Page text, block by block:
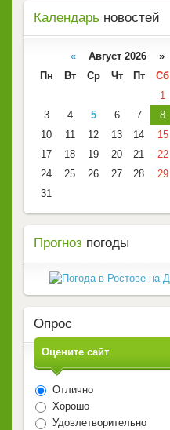
Календарь новостей
« Август 2026 »
Пн
Вт Ср Чт Пт Сб
1
3
4 5 6 7 8
10
11 12 13 14 15
17
18 19 20 21 22
24
25 26 27 28 29
31
Прогноз погоды
Опрос
Оцените сайт
Отлично
Хорошо
Удовлетворительно